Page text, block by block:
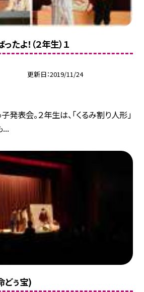
よ！（２年生）１
更新日 2019/11/24
発表会。２年生は、「くるみ割り人形」
...
どぅ宝)